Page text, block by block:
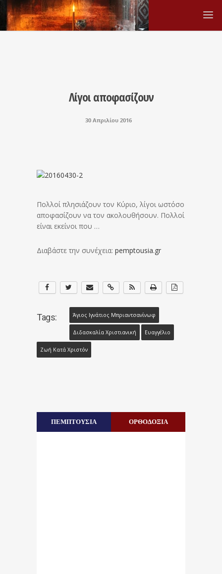
Λίγοι αποφασίζουν
30 Απριλίου 2016
Πολλοί πλησιάζουν τον Κύριο, λίγοι ωστόσο
αποφασίζουν να τον ακολουθήσουν. Πολλοί
είναι εκείνοι που …
Διαβάστε την συνέχεια: pemptousia.gr
Tags: Άγιος Ιγνάτιος Μπριαντσανίνωφ
Διδασκαλία Χριστιανική Ευαγγέλιο
Ζωή Κατά Χριστόν
ΠΕΜΠΤΟΥΣΙΑ ΟΡΘΟΔΟΞΙΑ